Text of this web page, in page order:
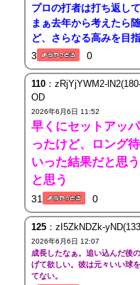
プロの打者は打ち返し
まぁ去年から考えたら
ど、さらなる高みを目
3
0
110：zRjYjYWM2-
OD
2026年6月6日 11:52
早くにセットアッ
ったけど、ロング
いった結果だと思
と思う
31 0
125：zI5ZkNDZk-
2026年6月6日 12:07
成長したなぁ。追い込んだ後
げて欲しい。彼は元々いい球
てない。